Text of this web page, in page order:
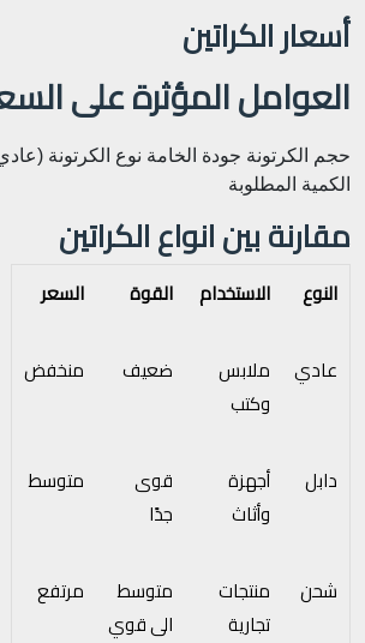
أسعار الكراتين
العوامل المؤثرة على
حجم الكرتونة جودة الخامة نوع الكرتونة
الكمية المطلوبة
مقارنة بين انواع الكراتين
النوع الاستخدام القوة السعر
عادي
ملابس
وكتب
ضعيف منخفض
دابل
أجهزة
وأثاث
قوى
جدًا
متوسط
شحن
منتجات
تجارية
متوسط
الى قوي
مرتفع